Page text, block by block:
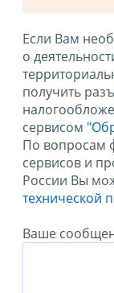
Если Вам
о
получить
сервисом
По вопросам
сервисов и
России Вы
технической
Ваше